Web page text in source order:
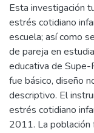
Esta investigación
estrés cotidiano
escuela; así como
de pareja en
educativa de
fue básico, diseño
descriptivo. El
estrés cotidiano
2011. La